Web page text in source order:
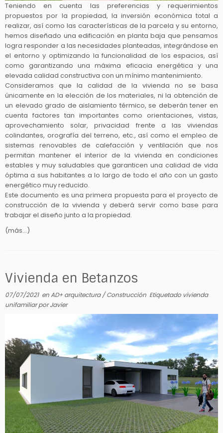
Teniendo en cuenta las preferencias y requerimientos
propuestos por la propiedad, la inversión económica total a
realizar, así como las características de la parcela y su entorno,
hemos diseñado una edificación en planta baja que pensamos
logra responder a las necesidades planteadas, integrándose en
el entorno y optimizando la funcionalidad de los espacios, así
como garantizando una máxima eficacia energética y una
elevada calidad constructiva con un mínimo mantenimiento.
Consideramos que la calidad de la vivienda no se basa
únicamente en la elección de los materiales, ni la obtención de
un elevado grado de aislamiento térmico, se deberán tener en
cuenta factores tan importantes como orientaciones, vistas,
aprovechamiento solar, privacidad frente a las viviendas
colindantes, orografía del terreno, etc., así como el empleo de
sistemas renovables de calefacción y ventilación que nos
permitan mantener el interior de la vivienda en condiciones
estables y muy saludables que garanticen una calidad de vida
óptima a sus habitantes a lo largo de todo el año con un gasto
energético muy reducido.
Este documento es una primera propuesta para el proyecto de
construcción de la vivienda y deberá servir como base para
trabajar el diseño junto a la propiedad.
(más…)
Vivienda en Betanzos
07/07/2021enAD+ arquitectura/Construcción Etiquetado vivienda
unifamiliarporJavier